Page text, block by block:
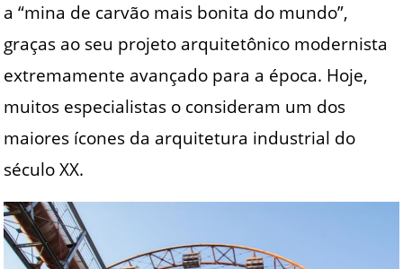
a “mina de carvão mais bonita do mundo”,
graças ao seu projeto arquitetônico modernista
extremamente avançado para a época. Hoje,
muitos especialistas o consideram um dos
maiores ícones da arquitetura industrial do
século XX.